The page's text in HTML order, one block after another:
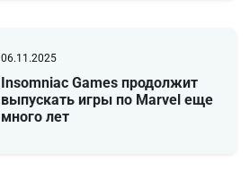
06.11.2025
Insomniac Games продолжит
выпускать игры по Marvel еще
много лет